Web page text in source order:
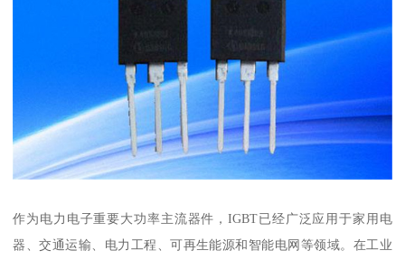
作为电力电子重要大功率主流器件，IGBT已经广泛应用于家用电
器、交通运输、电力工程、可再生能源和智能电网等领域。在工业